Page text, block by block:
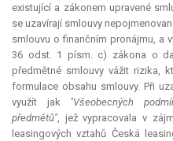
existující a zákonem upravené
se uzavírají smlouvy
smlouvu o finančním pronájmu, a
36 odst. 1 písm. c) zákona o
předmětné smlouvy vážit rizika,
formulace obsahu smlouvy. Při
využít jak "Všeobecných
předmětů", jež vypracovala v
leasingových vztahů Česká